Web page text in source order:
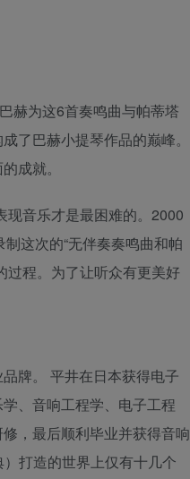
赫为这6首奏鸣曲与帕蒂塔
了巴赫小提琴作品的巅峰。
成就。
现音乐才是最困难的。2000
这次的“无伴奏奏鸣曲和帕
过程。为了让听众有更美好
牌。 平井在日本获得电子
、音响工程学、电子工程
，最后顺利毕业并获得音响
打造的世界上仅有十几个